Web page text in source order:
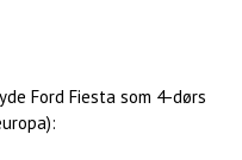
Ford Fiesta som 4-dørs